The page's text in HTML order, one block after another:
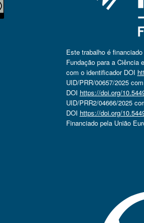
Este trabalho é
Fundação para a Ciência
com o identificador DOI
UID/PRR/00657/2025
DOI https://doi.org/
UID/PRR2/04666/2025
DOI https://doi.org/
Financiado pela União